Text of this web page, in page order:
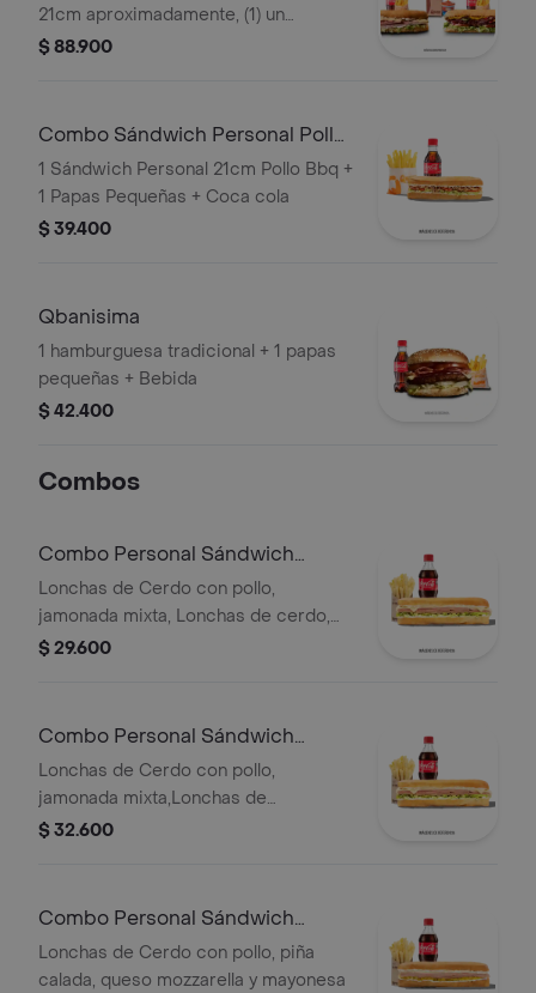
21cm aproximadamente, (1) un
sándwich personal ropa vieja o pollo
limonadas 16oz o (2) dos gaseosas
personal con arequipe
$ 88.900
Combo Sándwich Personal Pollo
BBQ
1 Sándwich Personal 21cm Pollo Bbq +
1 Papas Pequeñas + Coca cola
$ 39.400
Qbanisima
1 hamburguesa tradicional + 1 papas
pequeñas + Bebida
$ 42.400
Combos
Combo Personal Sándwich
Especial
Lonchas de Cerdo con pollo,
jamonada mixta, Lonchas de cerdo,
cordero y res, queso mozzarella,
$ 29.600
Combo Personal Sándwich
Super Especial
Lonchas de Cerdo con pollo,
jamonada mixta,Lonchas de
cerdo,cordero y res,
Qbano
$ 32.600
Combo Personal Sándwich
Hawaiano
Lonchas de Cerdo con pollo, piña
calada, queso mozzarella y mayonesa